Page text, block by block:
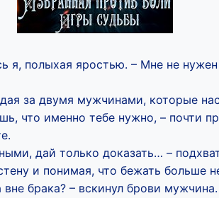
я, полыхая яростью. – Мне не
за двумя мужчинами, которые
что именно тебе нужно, – почти
дай только доказать… –
и понимая, что бежать больше
брака? – вскинул брови мужчина.